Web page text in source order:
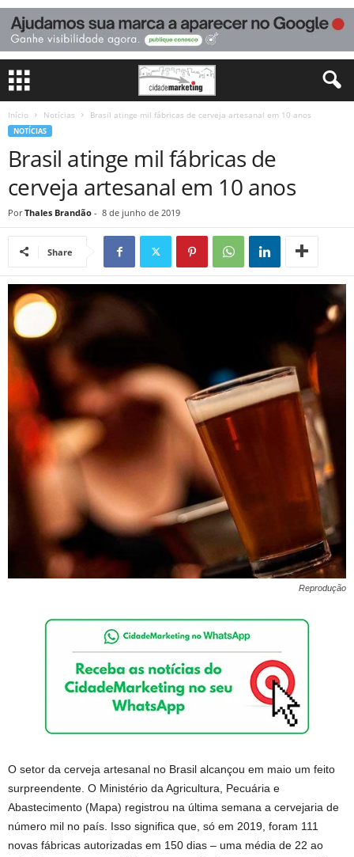
Início Notícias Brasil atinge mil fábricas de cerveja artesanal em 10 anos
NOTÍCIAS
Brasil atinge mil fábricas de
cerveja artesanal em 10 anos
Por Thales Brandão - 8 de junho de 2019
Share
Reprodução
O setor da cerveja artesanal no Brasil alcançou em maio um feito
surpreendente. O Ministério da Agricultura, Pecuária e
Abastecimento (Mapa) registrou na última semana a cervejaria de
número mil no país. Isso significa que, só em 2019, foram 111
novas fábricas autorizadas em 150 dias – uma média de 22 ao